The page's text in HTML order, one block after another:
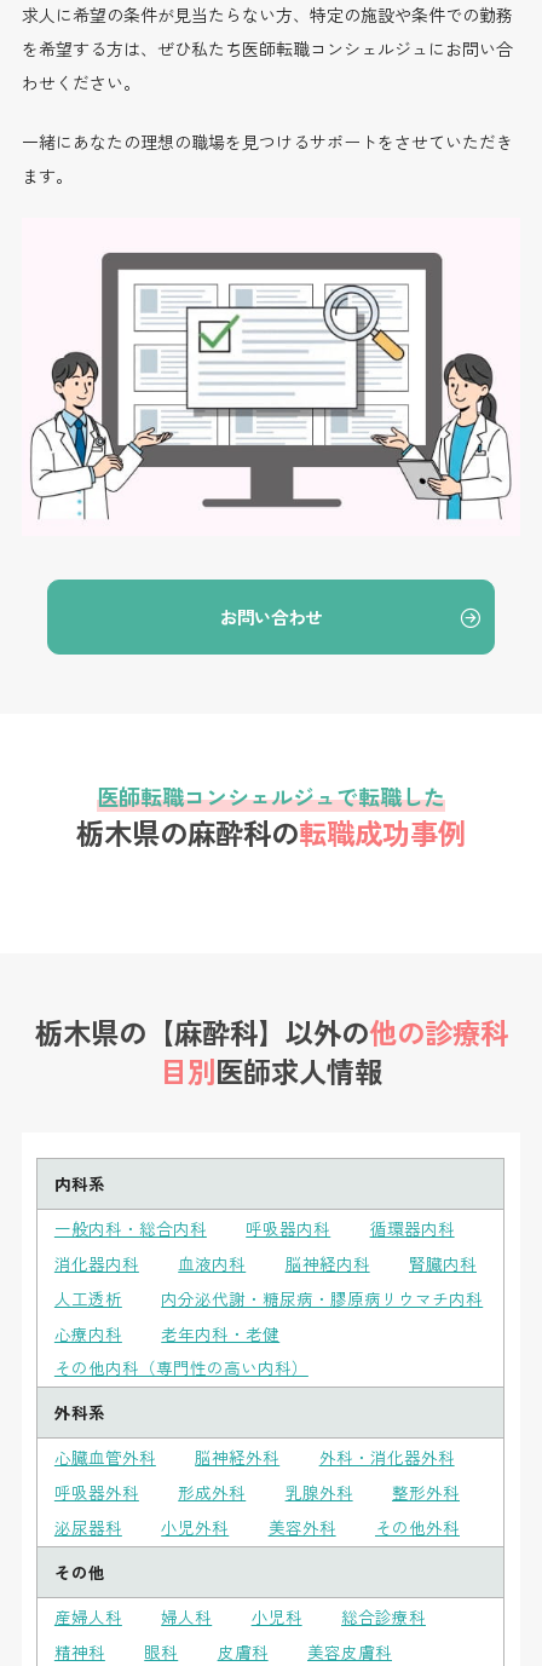
求人に希望の条件が見当たらない方、特定の施設や条件での勤務
を希望する方は、ぜひ私たち医師転職コンシェルジュにお問い合
わせください。
一緒にあなたの理想の職場を見つけるサポートをさせていただき
ます。
お問い合わせ
医師転職コンシェルジュで転職した
栃木県の麻酔科の転職成功事例
栃木県の【麻酔科】以外の他の診療科
目別医師求人情報
内科系
一般内科・総合内科
呼吸器内科
循環器内科
消化器内科
血液内科 脳神経内科
腎臓内科
人工透析
内分泌代謝・糖尿病・膠原病リウマチ内科
心療内科
老年内科・老健
その他内科（専門性の高い内科）
外科系
心臓血管外科
脳神経外科
外科・消化器外科
呼吸器外科
形成外科 乳腺外科
整形外科
泌尿器科
小児外科 美容外科
その他外科
その他
産婦人科
婦人科 小児科
総合診療科
精神科
眼科 皮膚科
美容皮膚科